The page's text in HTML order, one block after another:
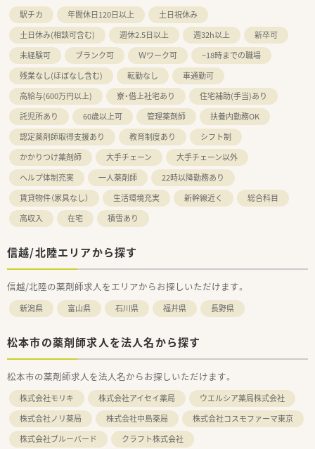
駅チカ 年間休日120日以上
土日祝休み
土日休み(相談可含む)
週休2.5日以上 週32h以上
新卒可
未経験可
ブランク可 Ｗワーク可
~18時までの職場
残業なし(ほぼなし含む)
転勤なし
車通勤可
高給与(600万円以上)
寮・借上社宅あり
住宅補助(手当)あり
託児所あり
60歳以上可 管理薬剤師
扶養内勤務OK
認定薬剤師取得支援あり
教育制度あり
シフト制
かかりつけ薬剤師
大手チェーン
大手チェーン以外
ヘルプ体制充実
一人薬剤師
22時以降勤務あり
賃貸物件（家具なし）
生活環境充実 新幹線近く
総合科目
高収入
在宅 積雪あり
信越/北陸エリアから探す
信越/北陸の薬剤師求人をエリアからお探しいただけます。
新潟県 富山県 石川県 福井県 長野県
松本市の薬剤師求人を法人名から探す
松本市の薬剤師求人を法人名からお探しいただけます。
株式会社モリキ 株式会社アイセイ薬局
ウエルシア薬局株式会社
株式会社ノリ薬局
株式会社中島薬局
株式会社コスモファーマ東京
株式会社ブルーバード
クラフト株式会社